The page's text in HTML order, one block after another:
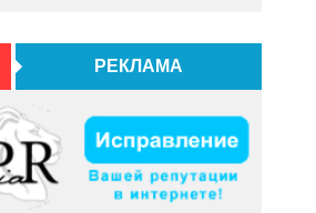
РЕКЛАМА